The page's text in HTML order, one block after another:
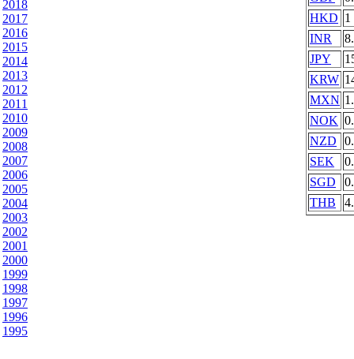
2018
2017
2016
2015
2014
2013
2012
2011
2010
2009
2008
2007
2006
2005
2004
2003
2002
2001
2000
1999
1998
1997
1996
1995
HKD 1
INR
JPY
KRW
MXN
NOK
NZD
SEK
SGD
THB